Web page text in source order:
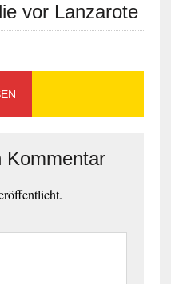
vor Lanzarote
Kommentar